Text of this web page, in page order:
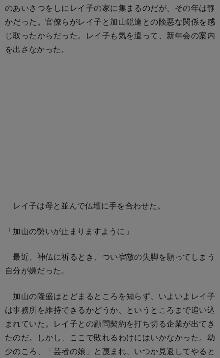
のあいさつをしにレイ子の家に集まるのだが、その年は静
かだった。官僚らがレイ子と加山鋭達との険悪な関係を感
じ取ったからだった。レイ子も気を遣って、新年会の案内
を出さなかった。
レイ子は母と並んで仏壇に手を合わせた。
「加山の勢いが止まりますように」
最近、神仏に祈るとき、つい宿敵の失脚を願ってしまう
自分が嫌だった。
加山の隆盛はとどまるところを知らず、いよいよレイ子
は事務所を維持できるかどうか、というところまで追い込
まれていた。レイ子との顧問契約を打ち切る企業が出てき
たのだ。しかし、ここで敗れるわけにはいかなかった。幼
少のころ、「芸者の娘」と蔑まれ、いつか見返してやると